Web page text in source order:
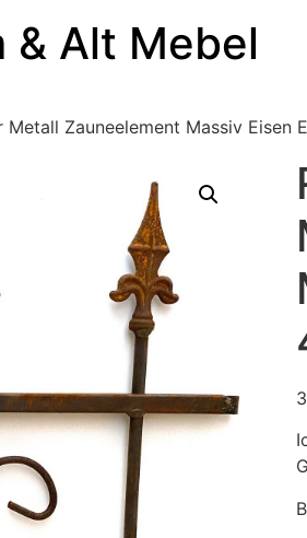
& Alt Mebel
Metall Zauneelement Massiv Eisen